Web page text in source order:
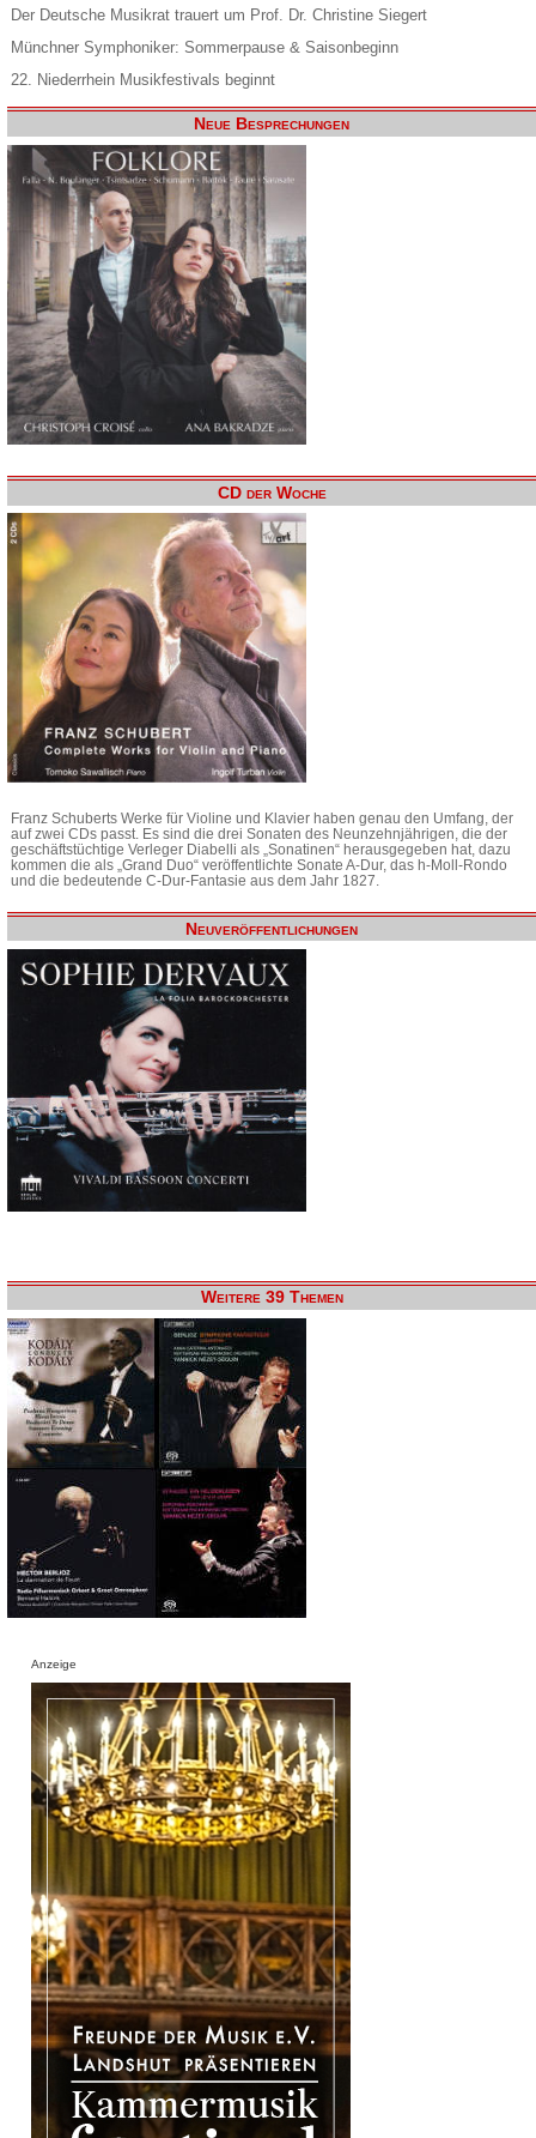
Der Deutsche Musikrat trauert um Prof. Dr. Christine Siegert
Münchner Symphoniker: Sommerpause & Saisonbeginn
22. Niederrhein Musikfestivals beginnt
Neue Besprechungen
CD der Woche
Franz Schuberts Werke für Violine und Klavier haben genau den Umfang, der
auf zwei CDs passt. Es sind die drei Sonaten des Neunzehnjährigen, die der
geschäftstüchtige Verleger Diabelli als „Sonatinen“ herausgegeben hat, dazu
kommen die als „Grand Duo“ veröffentlichte Sonate A-Dur, das h-Moll-Rondo
und die bedeutende C-Dur-Fantasie aus dem Jahr 1827.
Neuveröffentlichungen
Weitere 39 Themen
Anzeige